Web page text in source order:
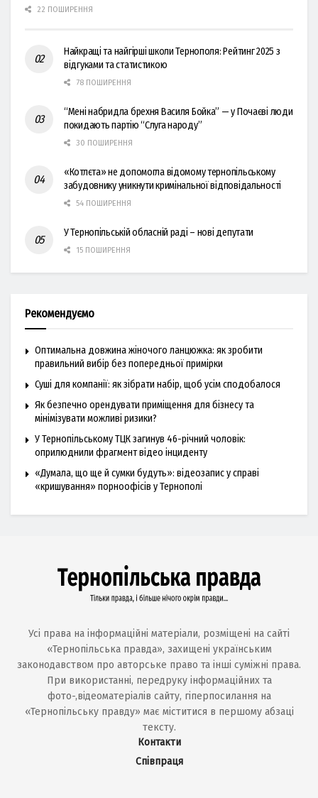
22 ПОШИРЕННЯ
Найкращі та найгірші школи Тернополя: Рейтинг 2025 з
відгуками та статистикою
78 ПОШИРЕННЯ
“Мені набридла брехня Василя Бойка” — у Почаєві люди
покидають партію “Слуга народу”
30 ПОШИРЕННЯ
«Котлєта» не допомогла відомому тернопільському
забудовнику уникнути кримінальної відповідальності
54 ПОШИРЕННЯ
У Тернопільській обласній раді – нові депутати
15 ПОШИРЕННЯ
Рекомендуємо
Оптимальна довжина жіночого ланцюжка: як зробити
правильний вибір без попередньої примірки
Суші для компанії: як зібрати набір, щоб усім сподобалося
Як безпечно орендувати приміщення для бізнесу та
мінімізувати можливі ризики?
У Тернопільському ТЦК загинув 46-річний чоловік:
оприлюднили фрагмент відео інциденту
«Думала, що ще й сумки будуть»: відеозапис у справі
«кришування» порноофісів у Тернополі
Усі права на інформаційні матеріали, розміщені на сайті
«Тернопільська правда», захищені українським
законодавством про авторське право та інші суміжні права.
При використанні, передруку інформаційних та
фото-,відеоматеріалів сайту, гіперпосилання на
«Тернопільську правду» має міститися в першому абзаці
тексту.
Контакти
Співпраця